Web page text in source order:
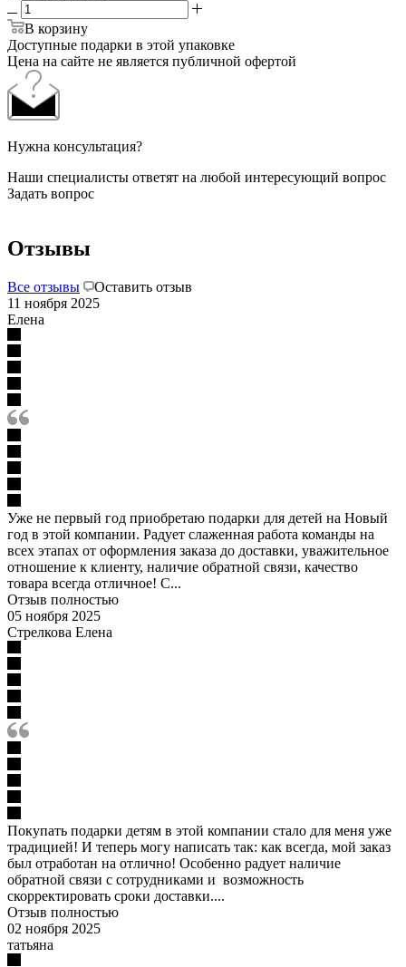
В корзину
Доступные подарки в этой упаковке
Цена на сайте не является публичной офертой
Нужна консультация?
Наши специалисты ответят на любой интересующий вопрос
Задать вопрос
Отзывы
Все отзывы
Оставить отзыв
11 ноября 2025
Елена
Уже не первый год приобретаю подарки для детей на Новый
год в этой компании. Радует слаженная работа команды на
всех этапах от оформления заказа до доставки, уважительное
отношение к клиенту, наличие обратной связи, качество
товара всегда отличное! С...
Отзыв полностью
05 ноября 2025
Стрелкова Елена
Покупать подарки детям в этой компании стало для меня уже
традицией! И теперь могу написать так: как всегда, мой заказ
был отработан на отлично! Особенно радует наличие
обратной связи с сотрудниками и возможность
скорректировать сроки доставки....
Отзыв полностью
02 ноября 2025
татьяна